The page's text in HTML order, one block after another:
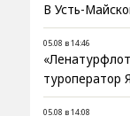
В Усть-
05.08 в 14:46
туроператор
05.08 в 14:08